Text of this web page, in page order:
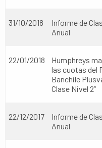
31/10/2018
Informe de
Anual
22/01/2018
Humphreys
las cuotas del
Banchile
Clase Nivel 2”
22/12/2017
Informe de
Anual